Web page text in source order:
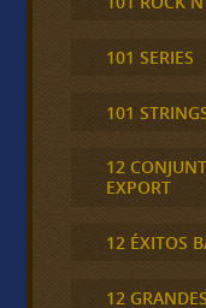
101 SERIES
101
12
EXPORT
12 ÉXITOS
12